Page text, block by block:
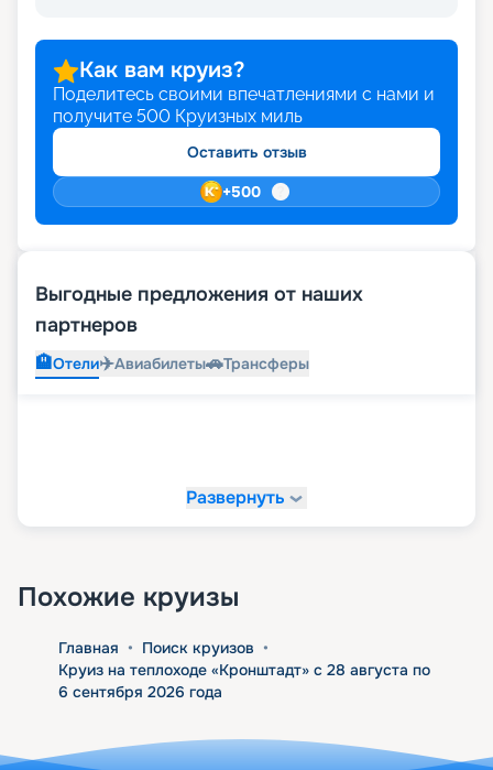
Как вам круиз?
Поделитесь своими впечатлениями с нами и
получите 500 Круизных миль
Оставить отзыв
+500
Выгодные предложения от наших
партнеров
🏨Отели✈️Авиабилеты🚗Трансферы
Развернуть
Похожие круизы
Главная • Поиск круизов •
Круиз на теплоходе «Кронштадт» с 28 августа по
6 сентября 2026 года